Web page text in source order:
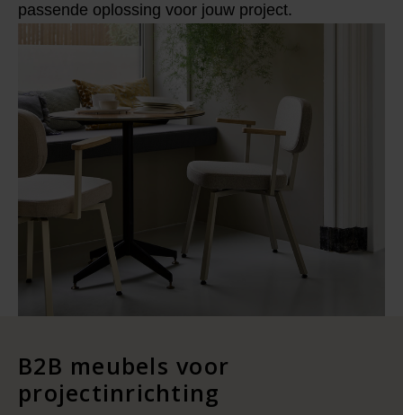
passende oplossing voor jouw project.
B2B meubels voor
projectinrichting